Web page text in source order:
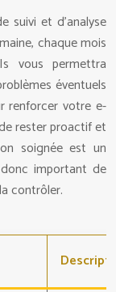
suivi et d’analyse
chaque mois
vous permettra
éventuels
renforcer votre e-
rester proactif et
soignée est un
important de
contrôler.